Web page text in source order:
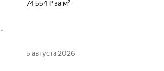
74 554 ₽ за м²
5 августа 2026